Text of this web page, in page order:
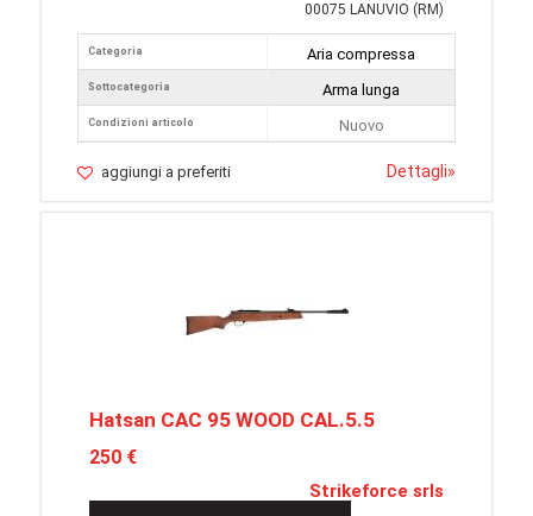
00075 LANUVIO (RM)
Categoria
Sottocategoria
Condizioni articolo
Aria compressa
Arma lunga
Nuovo
aggiungi a preferiti Dettagli»
Hatsan CAC 95 WOOD CAL.5.5
250 €
Strikeforce srls